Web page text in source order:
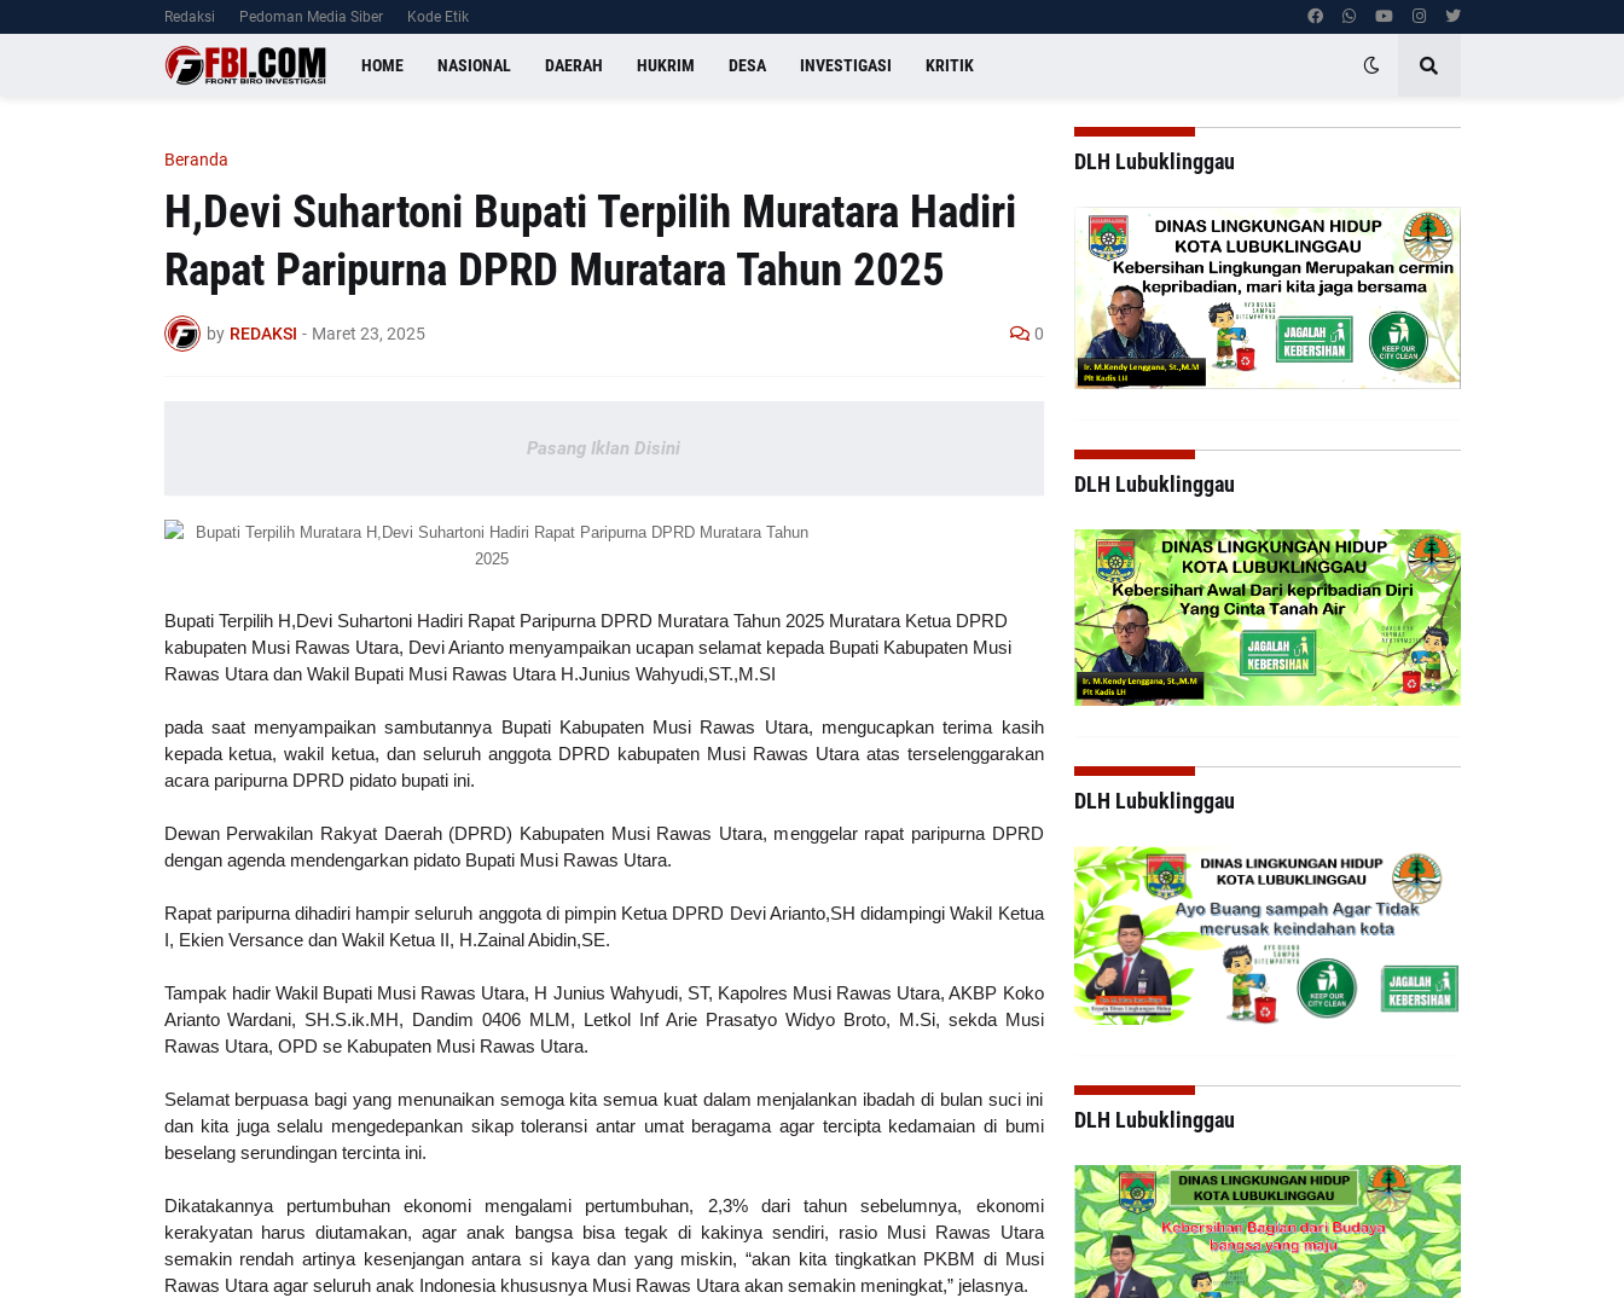
Redaksi Pedoman Media Siber Kode Etik
HOME NASIONAL DAERAH HUKRIM DESA INVESTIGASI KRITIK
Beranda
H,Devi Suhartoni Bupati Terpilih Muratara Hadiri
Rapat Paripurna DPRD Muratara Tahun 2025
by REDAKSI - Maret 23, 2025 0
Pasang Iklan Disini
Bupati Terpilih H,Devi Suhartoni Hadiri Rapat Paripurna DPRD Muratara Tahun 2025 Muratara Ketua DPRD
kabupaten Musi Rawas Utara, Devi Arianto menyampaikan ucapan selamat kepada Bupati Kabupaten Musi
Rawas Utara dan Wakil Bupati Musi Rawas Utara H.Junius Wahyudi,ST.,M.SI
pada saat menyampaikan sambutannya Bupati Kabupaten Musi Rawas Utara, mengucapkan terima kasih
kepada ketua, wakil ketua, dan seluruh anggota DPRD kabupaten Musi Rawas Utara atas terselenggarakan
acara paripurna DPRD pidato bupati ini.
Dewan Perwakilan Rakyat Daerah (DPRD) Kabupaten Musi Rawas Utara, menggelar rapat paripurna DPRD
dengan agenda mendengarkan pidato Bupati Musi Rawas Utara.
Rapat paripurna dihadiri hampir seluruh anggota di pimpin Ketua DPRD Devi Arianto,SH didampingi Wakil Ketua
I, Ekien Versance dan Wakil Ketua II, H.Zainal Abidin,SE.
Tampak hadir Wakil Bupati Musi Rawas Utara, H Junius Wahyudi, ST, Kapolres Musi Rawas Utara, AKBP Koko
Arianto Wardani, SH.S.ik.MH, Dandim 0406 MLM, Letkol Inf Arie Prasatyo Widyo Broto, M.Si, sekda Musi
Rawas Utara, OPD se Kabupaten Musi Rawas Utara.
Selamat berpuasa bagi yang menunaikan semoga kita semua kuat dalam menjalankan ibadah di bulan suci ini
dan kita juga selalu mengedepankan sikap toleransi antar umat beragama agar tercipta kedamaian di bumi
beselang serundingan tercinta ini.
Dikatakannya pertumbuhan ekonomi mengalami pertumbuhan, 2,3% dari tahun sebelumnya, ekonomi
kerakyatan harus diutamakan, agar anak bangsa bisa tegak di kakinya sendiri, rasio Musi Rawas Utara
semakin rendah artinya kesenjangan antara si kaya dan yang miskin,“akan kita tingkatkan PKBM di Musi
Rawas Utara agar seluruh anak Indonesia khususnya Musi Rawas Utara akan semakin meningkat,” jelasnya.
DLH Lubuklinggau
DLH Lubuklinggau
DLH Lubuklinggau
DLH Lubuklinggau